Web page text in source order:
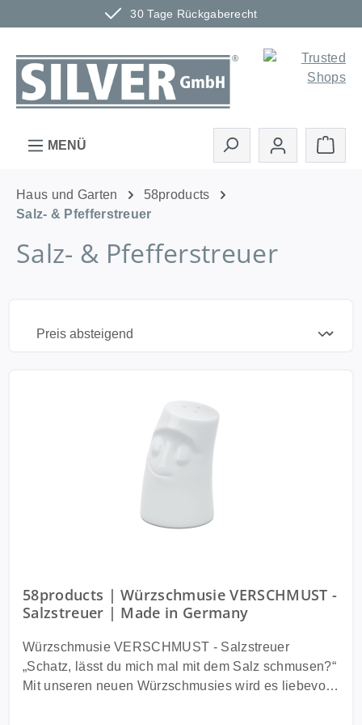
30 Tage Rückgaberecht
Zum Hauptinhalt springen
MENÜ
Haus und Garten
58products
Salz- & Pfefferstreuer
Salz- & Pfefferstreuer
58products | Würzschmusie VERSCHMUST -
Salzstreuer | Made in Germany
Würzschmusie VERSCHMUST - Salzstreuer
„Schatz, lässt du mich mal mit dem Salz schmusen?“
Mit unseren neuen Würzschmusies wird es liebevoll